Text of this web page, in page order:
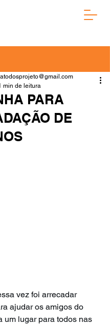
PARA
DE
min de leitura
vez foi arrecadar
ajudar os amigos do
um lugar para todos nas